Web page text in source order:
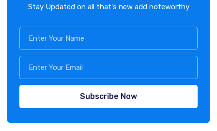
Stay Updated on all that's new add noteworthy
Subscribe Now